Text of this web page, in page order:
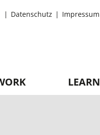
Datenschutz Impressum
LEARN